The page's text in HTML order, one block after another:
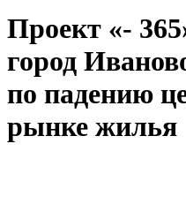
Проект «-
город
по падению
рынке жилья